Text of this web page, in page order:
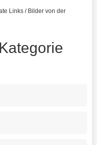
Links / Bilder von der